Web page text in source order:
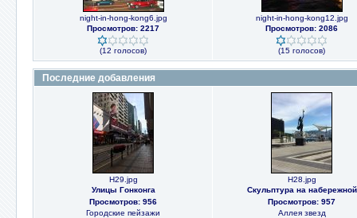
night-in-hong-kong6.jpg
Просмотров: 2217
(12 голосов)
night-in-hong-kong12.jpg
Просмотров: 2086
(15 голосов)
Последние добавления
H29.jpg
Улицы Гонконга
Просмотров: 956
Городские пейзажи
H28.jpg
Скульптура на набережной
Просмотров: 957
Аллея звезд